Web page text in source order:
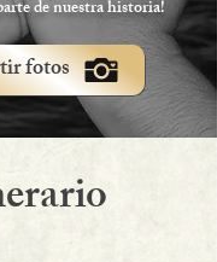
de nuestra historia!
fotos